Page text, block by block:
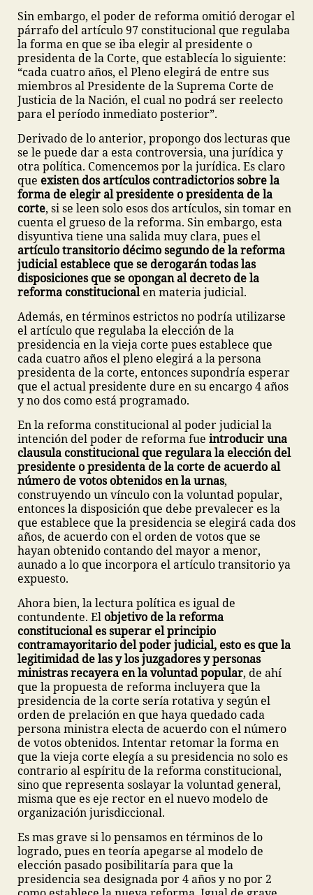
Sin embargo, el poder de reforma omitió derogar el
párrafo del artículo 97 constitucional que regulaba
la forma en que se iba elegir al presidente o
presidenta de la Corte, que establecía lo siguiente:
“cada cuatro años, el Pleno elegirá de entre sus
miembros al Presidente de la Suprema Corte de
Justicia de la Nación, el cual no podrá ser reelecto
para el período inmediato posterior”.
Derivado de lo anterior, propongo dos lecturas que
se le puede dar a esta controversia, una jurídica y
otra política. Comencemos por la jurídica. Es claro
que existen dos artículos contradictorios sobre la
forma de elegir al presidente o presidenta de la
corte, si se leen solo esos dos artículos, sin tomar en
cuenta el grueso de la reforma. Sin embargo, esta
disyuntiva tiene una salida muy clara, pues el
artículo transitorio décimo segundo de la reforma
judicial establece que se derogarán todas las
disposiciones que se opongan al decreto de la
reforma constitucionalen materia judicial.
Además, en términos estrictos no podría utilizarse
el artículo que regulaba la elección de la
presidencia en la vieja corte pues establece que
cada cuatro años el pleno elegirá a la persona
presidenta de la corte, entonces supondría esperar
que el actual presidente dure en su encargo 4 años
y no dos como está programado.
En la reforma constitucional al poder judicial la
intención del poder de reforma fue introducir una
clausula constitucional que regulara la elección del
presidente o presidenta de la corte de acuerdo al
número de votos obtenidos en la urnas,
construyendo un vínculo con la voluntad popular,
entonces la disposición que debe prevalecer es la
que establece que la presidencia se elegirá cada dos
años, de acuerdo con el orden de votos que se
hayan obtenido contando del mayor a menor,
aunado a lo que incorpora el artículo transitorio ya
expuesto.
Ahora bien, la lectura política es igual de
contundente. El objetivo de la reforma
constitucional es superar el principio
contramayoritario del poder judicial, esto es que la
legitimidad de las y los juzgadores y personas
ministras recayera en la voluntad popular, de ahí
que la propuesta de reforma incluyera que la
presidencia de la corte sería rotativa y según el
orden de prelación en que haya quedado cada
persona ministra electa de acuerdo con el número
de votos obtenidos. Intentar retomar la forma en
que la vieja corte elegía a su presidencia no solo es
contrario al espíritu de la reforma constitucional,
sino que representa soslayar la voluntad general,
misma que es eje rector en el nuevo modelo de
organización jurisdiccional.
Es mas grave si lo pensamos en términos de lo
logrado, pues en teoría apegarse al modelo de
elección pasado posibilitaría para que la
presidencia sea designada por 4 años y no por 2